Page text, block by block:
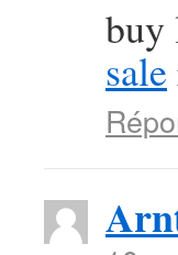
buy
sale